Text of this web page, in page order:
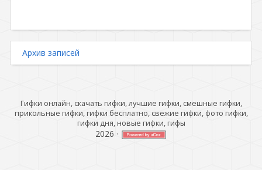
Архив записей
Гифки онлайн, скачать гифки, лучшие гифки, смешные гифки,
прикольные гифки, гифки бесплатно, свежие гифки, фото гифки,
гифки дня, новые гифки, гифы
2026 ·